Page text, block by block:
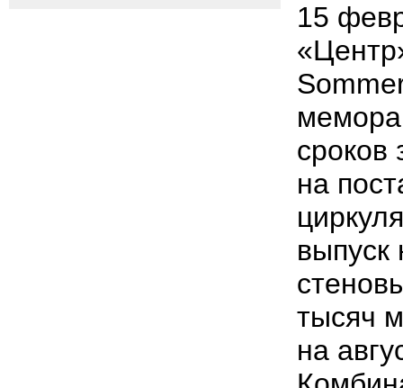
15
сроков
на
выпуск
тысяч
на